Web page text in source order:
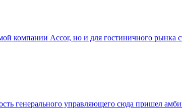
компании Accor, но и для гостиничного
генерального управляющего сюда пришел